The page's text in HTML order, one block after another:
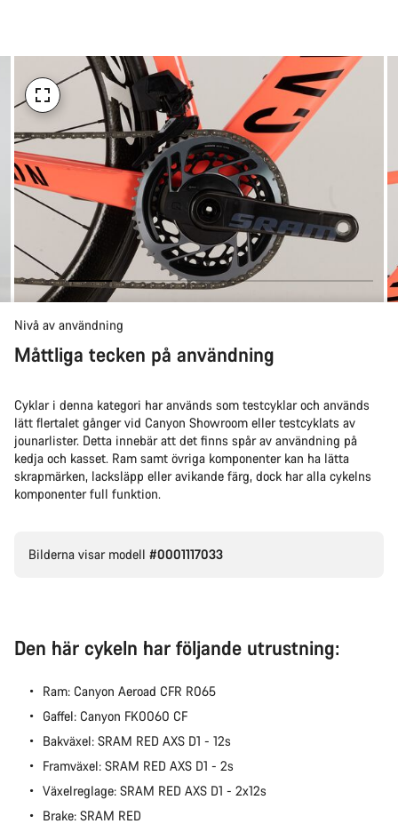
Nivå av användning
Måttliga tecken på användning
Cyklar i denna kategori har används som testcyklar och används
lätt flertalet gånger vid Canyon Showroom eller testcyklats av
jounarlister. Detta innebär att det finns spår av användning på
kedja och kasset. Ram samt övriga komponenter kan ha lätta
skrapmärken, lacksläpp eller avikande färg, dock har alla cykelns
komponenter full funktion.
Bilderna visar modell #0001117033
Den här cykeln har följande utrustning:
Ram: Canyon Aeroad CFR R065
Gaffel: Canyon FK0060 CF
Bakväxel: SRAM RED AXS D1 - 12s
Framväxel: SRAM RED AXS D1 - 2s
Växelreglage: SRAM RED AXS D1 - 2x12s
Brake: SRAM RED